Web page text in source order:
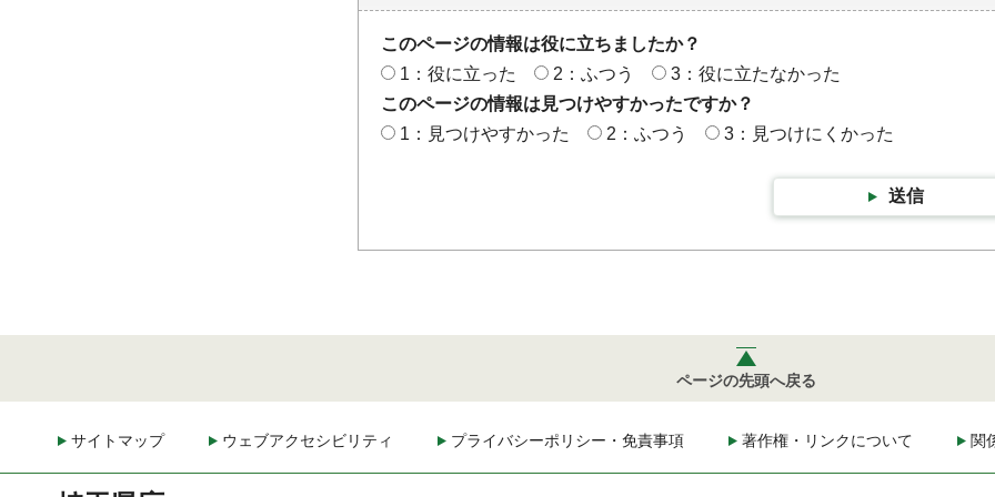
このページの情報は役に立ちましたか？
1：役に立った
2：ふつう
3：役に立たなかった
このページの情報は見つけやすかったですか？
1：見つけやすかった
2：ふつう 3：見つけにくかった
送信
ページの先頭へ戻る
サイトマップ ウェブアクセシビリティ プライバシーポリシー・免責事項 著作権・リンクについて 関